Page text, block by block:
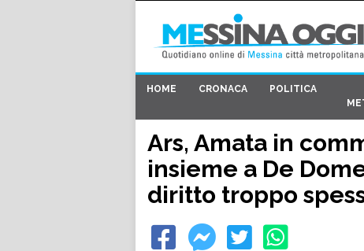
HOME CRONACA POLITICA
Ars, Amata in
insieme a De
diritto troppo